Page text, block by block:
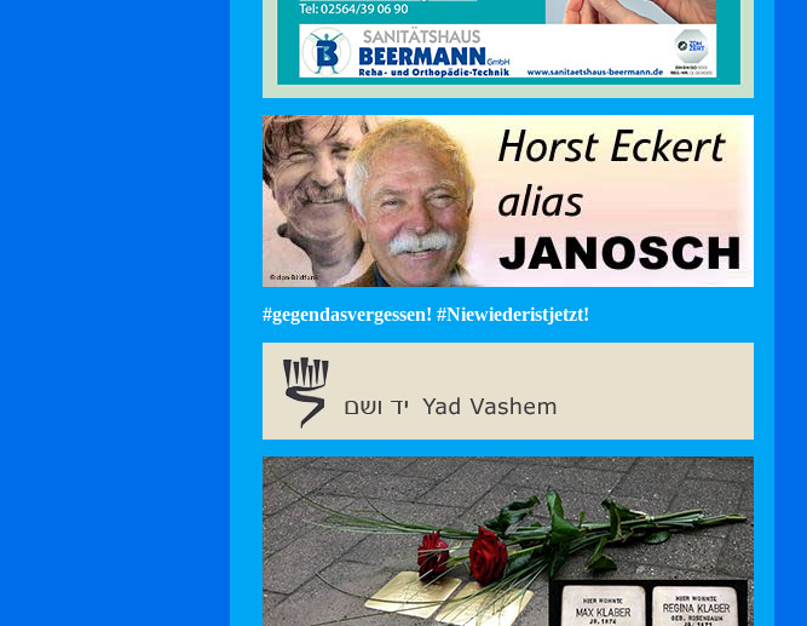
#gegendasvergessen! #Niewiederistjetzt!